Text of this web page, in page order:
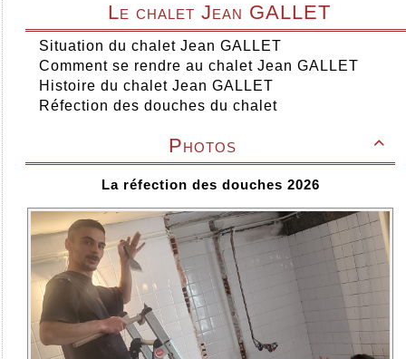
Le chalet Jean GALLET
Situation du chalet Jean GALLET
Comment se rendre au chalet Jean GALLET
Histoire du chalet Jean GALLET
Réfection des douches du chalet

Photos
La réfection des douches 2026